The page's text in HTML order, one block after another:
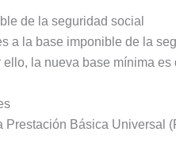
de la seguridad social
a la base imponible de la
la nueva base mínima
Prestación Básica Universal